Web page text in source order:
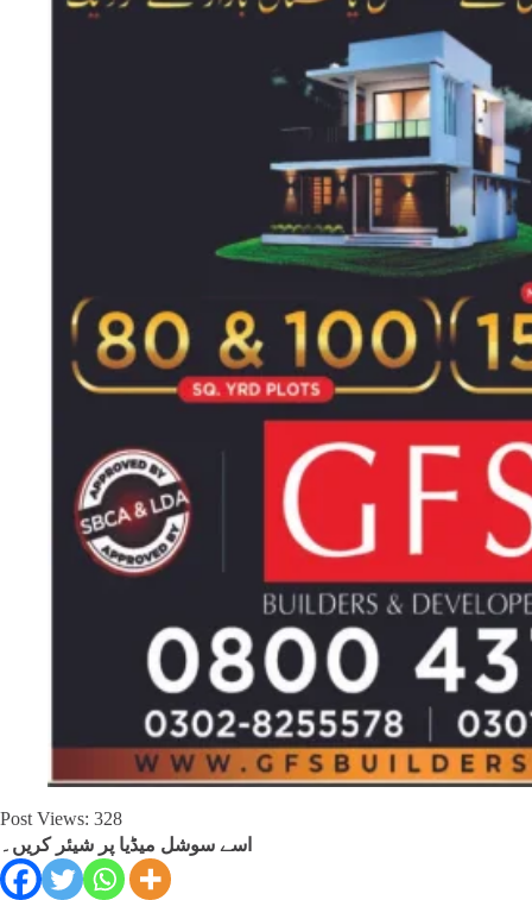
Post Views: 328
اسے سوشل میڈیا پر شیئر کریں۔